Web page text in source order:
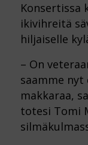
Konsertissa
ikivihreitä
hiljaiselle
– On
saamme nyt
makkaraa,
totesi Tomi